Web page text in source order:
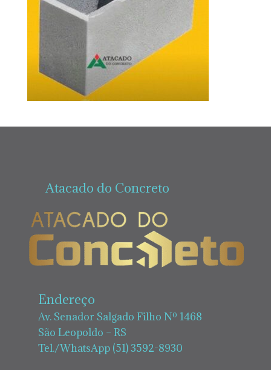
Atacado do Concreto
Endereço
Av. Senador Salgado Filho Nº 1468
São Leopoldo – RS
Tel./WhatsApp (51) 3592-8930